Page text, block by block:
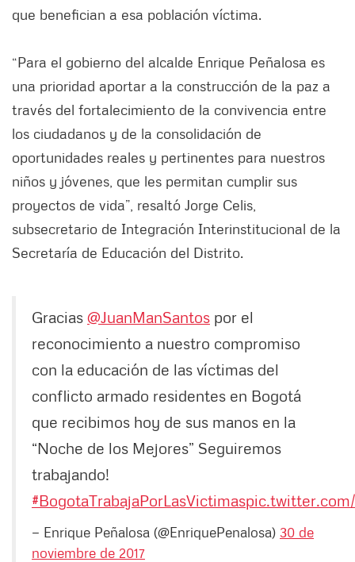
que benefician a esa población víctima.
“Para el gobierno del alcalde Enrique Peñalosa es
una prioridad aportar a la construcción de la paz a
través del fortalecimiento de la convivencia entre
los ciudadanos y de la consolidación de
oportunidades reales y pertinentes para nuestros
niños y jóvenes, que les permitan cumplir sus
proyectos de vida”, resaltó Jorge Celis,
subsecretario de Integración Interinstitucional de la
Secretaría de Educación del Distrito.
Gracias @JuanManSantos por el
reconocimiento a nuestro compromiso
con la educación de las víctimas del
conflicto armado residentes en Bogotá
que recibimos hoy de sus manos en la
“Noche de los Mejores” Seguiremos
trabajando!
#BogotaTrabajaPorLasVictimas
— Enrique Peñalosa (@EnriquePenalosa) 30 de
noviembre de 2017